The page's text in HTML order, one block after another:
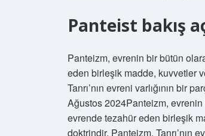
Panteist bakış
Panteizm, evrenin bir bütün
eden birleşik madde, kuvvetler
Tanrı’nın evreni varlığının bir
Ağustos 2024Panteizm, evrenin
evrende tezahür eden birleşik
doktrindir. Panteizm, Tanrı’nın